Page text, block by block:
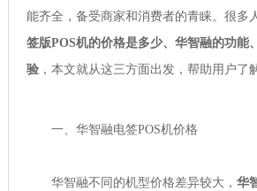
能齐全，备受商家和消费者的青睐。很多
签版POS机的价格是多少、华智融的功能
验，本文就从这三方面出发，帮助用户了
一、华智融电签POS机价格
华智融不同的机型价格差异较大， 华